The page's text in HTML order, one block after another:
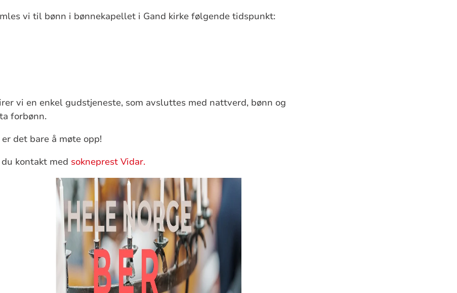
vi til bønn i bønnekapellet i Gand kirke følgende tidspunkt:
vi en enkel gudstjeneste, som avsluttes med nattverd, bønn og
forbønn.
det bare å møte opp!
kontakt med sokneprest Vidar.